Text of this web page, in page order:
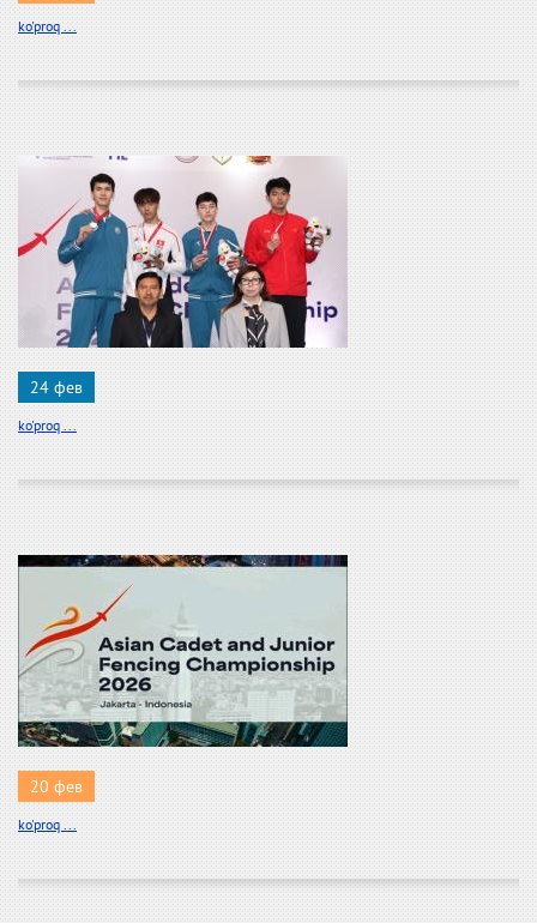
ko'proq ...
24 фев
ko'proq ...
20 фев
ko'proq ...